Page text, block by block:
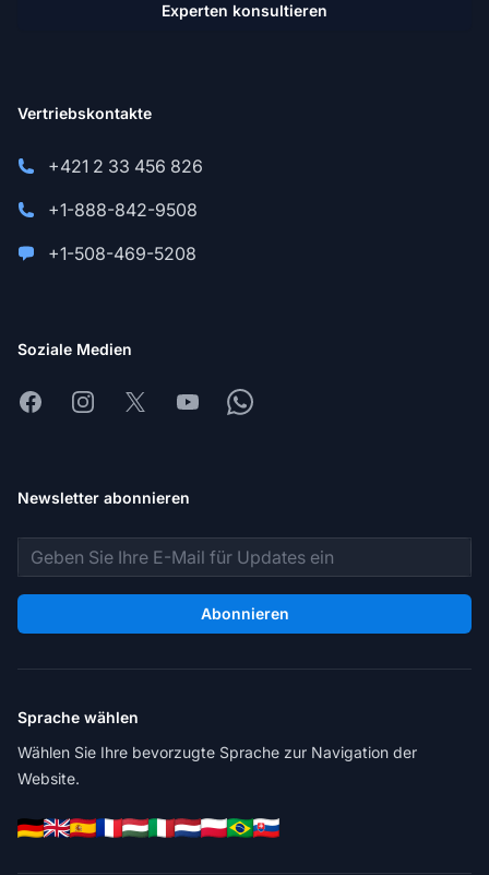
Experten konsultieren
Vertriebskontakte
+421 2 33 456 826
+1-888-842-9508
+1-508-469-5208
Soziale Medien
FacebookInstagram
X YoutubeWhatsapp
Newsletter abonnieren
E-Mail-Adresse
Abonnieren
Sprache wählen
Wählen Sie Ihre bevorzugte Sprache zur Navigation der
Website.